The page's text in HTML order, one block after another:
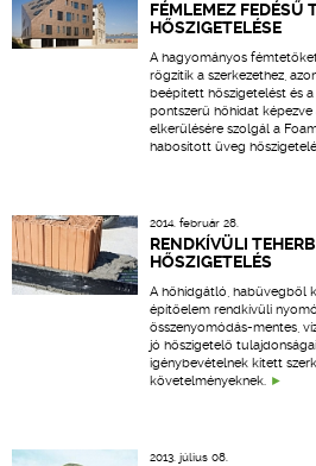
FÉMLEMEZ FEDÉSŰ
HŐSZIGETELÉSE
A hagyományos
rögzítik a szerkezethez,
beépített hőszigetelést és
pontszerű hőhidat képezve
elkerülésére szolgál a
habosított üveg
2014. február 28.
RENDKÍVÜLI
HŐSZIGETELÉS
A hőhídgátló, habüvegből
építőelem rendkívüli
összenyomódás-mentes,
jó hőszigetelő
igénybevételnek kitett
követelményeknek.
2013. július 08.